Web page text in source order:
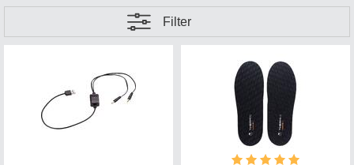
Filter
Betyg: